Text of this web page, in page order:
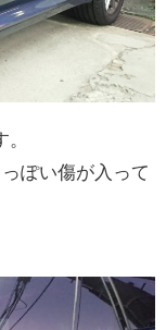
ぽい傷が入って